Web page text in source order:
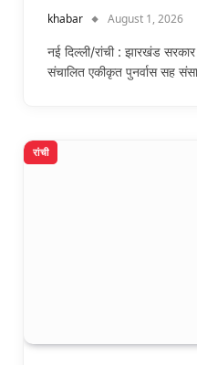
khabar August 1, 2026
नई दिल्ली/रांची : झारखंड सरकार
संचालित एकीकृत पुनर्वास सह
रांची